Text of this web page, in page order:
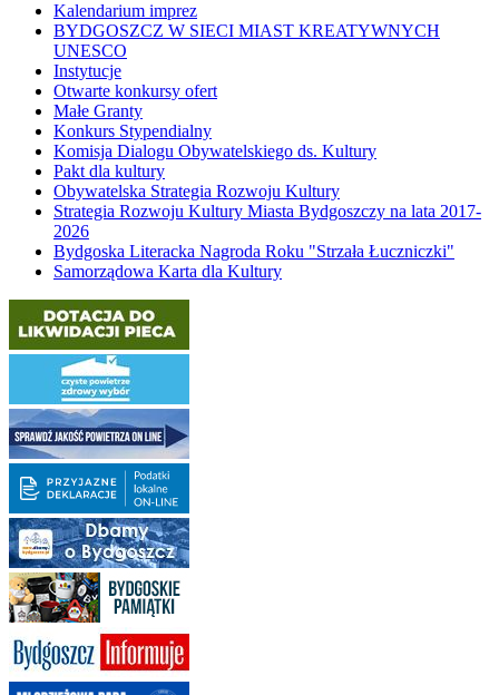
Kalendarium imprez
BYDGOSZCZ W SIECI MIAST KREATYWNYCH
UNESCO
Instytucje
Otwarte konkursy ofert
Małe Granty
Konkurs Stypendialny
Komisja Dialogu Obywatelskiego ds. Kultury
Pakt dla kultury
Obywatelska Strategia Rozwoju Kultury
Strategia Rozwoju Kultury Miasta Bydgoszczy na lata 2017-
2026
Bydgoska Literacka Nagroda Roku "Strzała Łuczniczki"
Samorządowa Karta dla Kultury